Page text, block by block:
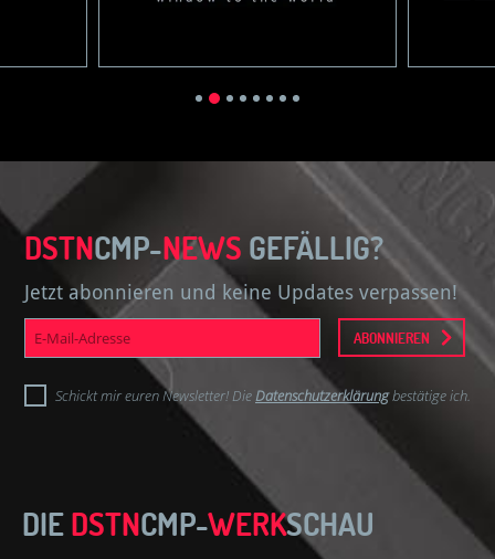
DSTNCMP-NEWS GEFÄLLIG?
Jetzt abonnieren und keine Updates verpassen!
Mail-
ABONNIEREN
Schickt mir euren Newsletter! DieDatenschutzerklärungbestätige ich.
DIEDSTNCMP-WERKSCHAU